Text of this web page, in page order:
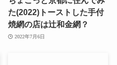
た(2022)トーストした手付
焼網の店は辻和金網？
2022年7月6日